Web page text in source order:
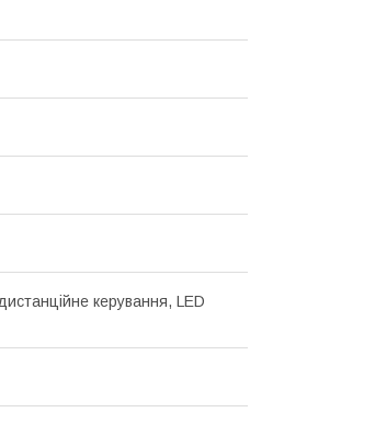
керування, LED